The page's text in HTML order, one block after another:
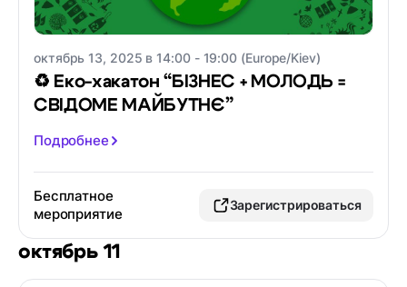
октябрь 13, 2025 в 14:00 - 19:00 (Europe/Kiev)
♻️ Еко-хакатон “БІЗНЕС + МОЛОДЬ =
СВІДОМЕ МАЙБУТНЄ”
Подробнее
Бесплатное
мероприятие
Зарегистрироваться
октябрь 11